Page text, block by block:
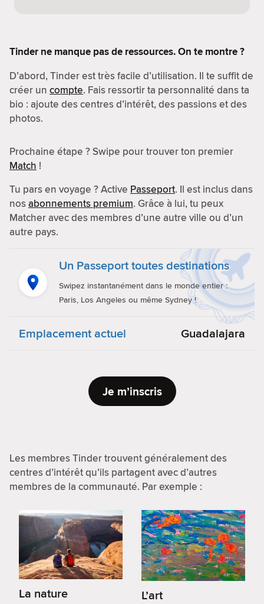
Tinder ne manque pas de ressources. On te montre ?
D’abord, Tinder est très facile d’utilisation. Il te suffit de
créer un compte. Fais ressortir ta personnalité dans ta
bio : ajoute des centres d’intérêt, des passions et des
photos.
Prochaine étape ? Swipe pour trouver ton premier
Match !
Tu pars en voyage ? Active Passeport. Il est inclus dans
nosabonnements premium. Grâce à lui, tu peux
Matcher avec des membres d’une autre ville ou d’un
autre pays.
Un Passeport toutes destinations
Swipez instantanément dans le monde entier :
Paris, Los Angeles ou même Sydney !
Emplacement actuel Guadalajara
Je m’inscris
Les membres Tinder trouvent généralement des
centres d’intérêt qu’ils partagent avec d’autres
membres de la communauté. Par exemple :
La nature L’art